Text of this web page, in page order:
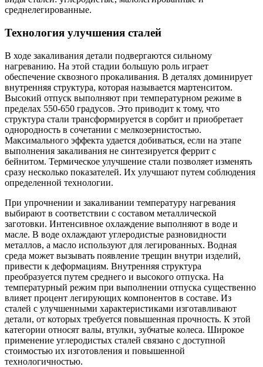
среднелегированные.
Технология улучшения сталей
В ходе закаливания детали подвергаются сильному
нагреванию. На этой стадии большую роль играет
обеспечение сквозного прокаливания. В деталях доминирует
внутренняя структура, которая называется мартенситом.
Высокий отпуск выполняют при температурном режиме в
пределах 550-650 градусов. Это приводит к тому, что
структура стали трансформируется в сорбит и приобретает
однородность в сочетании с мелкозернистостью.
Максимального эффекта удается добиваться, если на этапе
выполнения закаливания не синтезируется феррит с
бейнитом. Термическое улучшение стали позволяет изменять
сразу несколько показателей. Их улучшают путем соблюдения
определенной технологии.
При упрочнении и закаливании температуру нагревания
выбирают в соответствии с составом металлической
заготовки. Интенсивное охлаждение выполняют в воде и
масле. В воде охлаждают углеродистые разновидности
металлов, а масло используют для легированных. Водная
среда может вызывать появление трещин внутри изделий,
привести к деформациям. Внутренняя структура
преобразуется путем среднего и высокого отпуска. На
температурный режим при выполнении отпуска существенно
влияет процент легирующих компонентов в составе. Из
сталей с улучшенными характеристиками изготавливают
детали, от которых требуется повышенная прочность. К этой
категории относят валы, втулки, зубчатые колеса. Широкое
применение углеродистых сталей связано с доступной
стоимостью их изготовления и повышенной
технологичностью.